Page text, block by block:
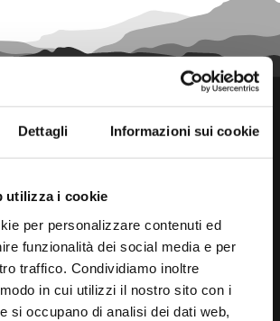
Dettagli Informazioni sui cookie
utilizza i cookie
per personalizzare contenuti ed
funzionalità dei social media e per
traffico. Condividiamo inoltre
in cui utilizzi il nostro sito con i
si occupano di analisi dei dati web,
il punto di riferimento